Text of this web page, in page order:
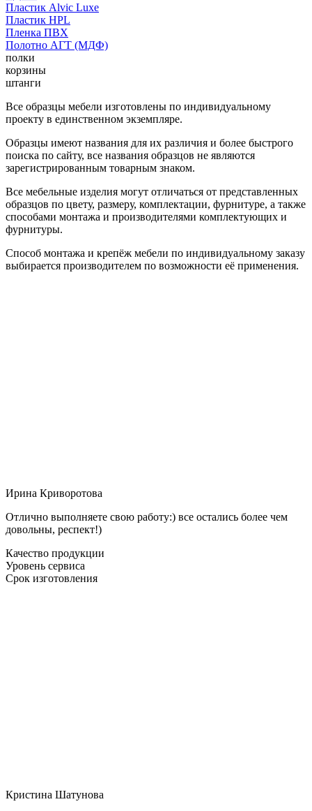
Пластик Alvic Luxe
Пластик HPL
Пленка ПВХ
Полотно АГТ (МДФ)
полки
корзины
штанги
Все образцы мебели изготовлены по индивидуальному
проекту в единственном экземпляре.
Образцы имеют названия для их различия и более быстрого
поиска по сайту, все названия образцов не являются
зарегистрированным товарным знаком.
Все мебельные изделия могут отличаться от представленных
образцов по цвету, размеру, комплектации, фурнитуре, а также
способами монтажа и производителями комплектующих и
фурнитуры.
Способ монтажа и крепёж мебели по индивидуальному заказу
выбирается производителем по возможности её применения.
Ирина Криворотова
Отлично выполняете свою работу:) все остались более чем
довольны, респект!)
Качество продукции
Уровень сервиса
Срок изготовления
Кристина Шатунова